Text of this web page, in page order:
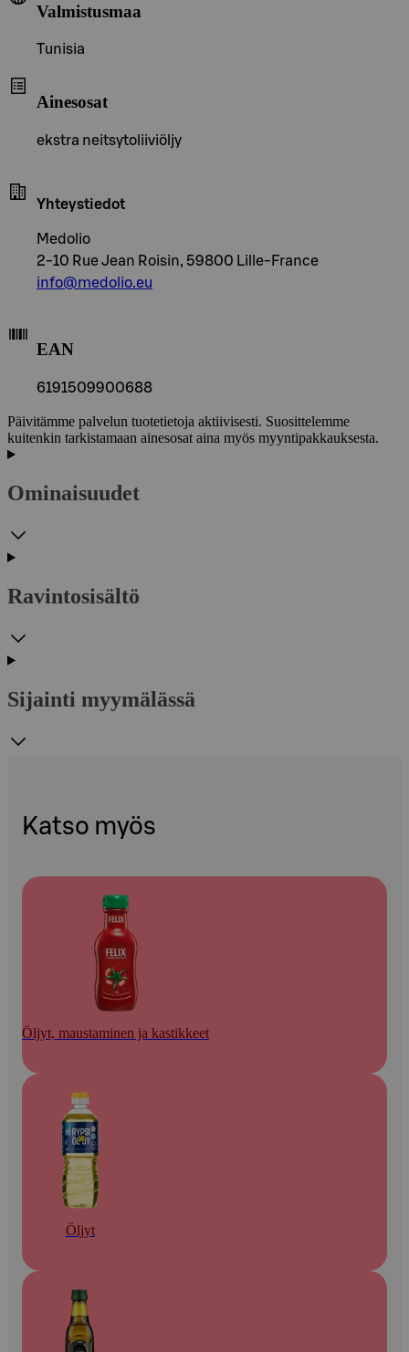
Valmistusmaa
Tunisia
Ainesosat
ekstra neitsytoliiviöljy
Yhteystiedot
Medolio
2-10 Rue Jean Roisin, 59800 Lille-France
info@medolio.eu
EAN
6191509900688
Päivitämme palvelun tuotetietoja aktiivisesti. Suosittelemme
kuitenkin tarkistamaan ainesosat aina myös myyntipakkauksesta.
Ominaisuudet
Ravintosisältö
Sijainti myymälässä
Katso myös
Öljyt, maustaminen ja kastikkeet
Öljyt